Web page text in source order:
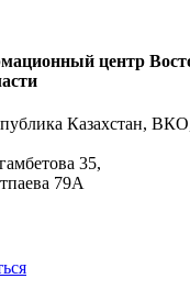
центр
Казахстан,
35,
79А